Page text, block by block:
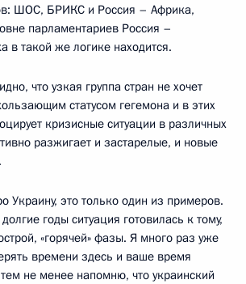
ШОС, БРИКС и Россия – Африка,
парламентариев Россия –
в такой же логике находится.
что узкая группа стран не хочет
статусом гегемона и в этих
кризисные ситуации в различных
разжигает и застарелые, и новые
Украину, это только один из примеров.
годы ситуация готовилась к тому,
«горячей» фазы. Я много раз уже
времени здесь и ваше время
тем не менее напомню, что украинский